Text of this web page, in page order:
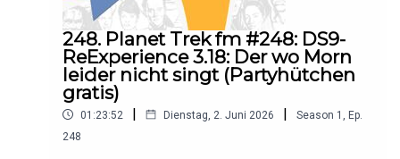
248. Planet Trek fm #248: DS9-
ReExperience 3.18: Der wo Morn
leider nicht singt (Partyhütchen
gratis)
01:23:52 | Dienstag, 2. Juni 2026 | Season 1
Ep.
248